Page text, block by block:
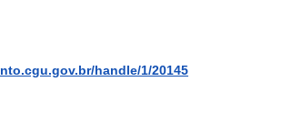
handle/1/20145